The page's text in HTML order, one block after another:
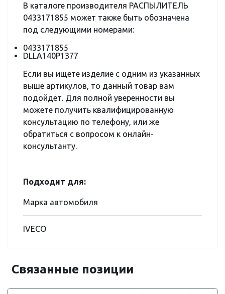
В каталоге производителя РАСПЫЛИТЕЛЬ
0433171855 может также быть обозначена
под следующими номерами:
0433171855
DLLA140P1377
Если вы ищете изделие с одним из указанных
выше артикулов, то данный товар вам
подойдет. Для полной уверенности вы
можете получить квалифицированную
консультацию по телефону, или же
обратиться с вопросом к онлайн-
консультанту.
Подходит для:
Марка автомобиля
IVECO
Связанные позиции